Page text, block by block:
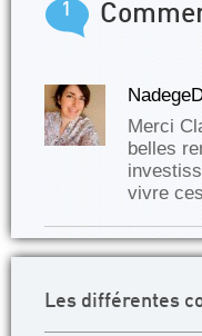
1
Merci
belles
vivre
Les différentes